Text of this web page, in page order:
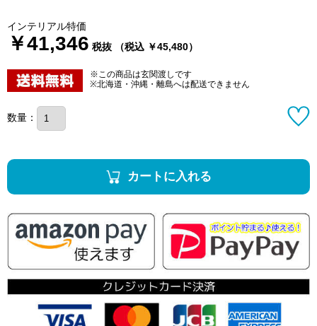
インテリアル特価
￥41,346 税抜 （税込 ￥45,480）
※この商品は玄関渡しです
※北海道・沖縄・離島へは配送できません
数量：
カートに入れる